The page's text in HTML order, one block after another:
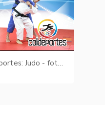
Escuela Virtual de Deportes: Judo - fotografías